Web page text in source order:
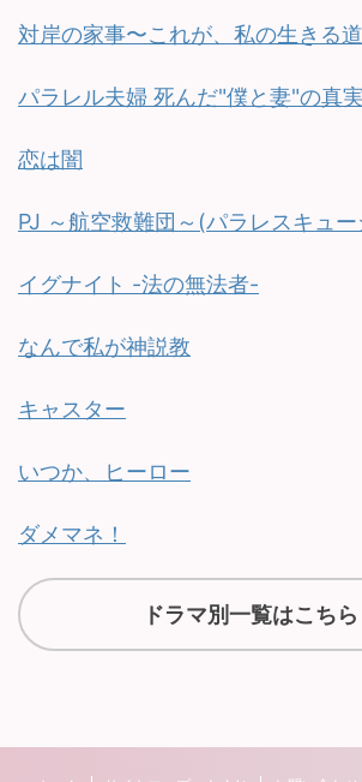
対岸の家事〜これが、私の生きる
パラレル夫婦 死んだ"僕と妻"の真実
恋は闇
PJ ～航空救難団～(パラレスキュ
イグナイト -法の無法者-
なんで私が神説教
キャスター
いつか、ヒーロー
ダメマネ！
ドラマ別一覧はこちら